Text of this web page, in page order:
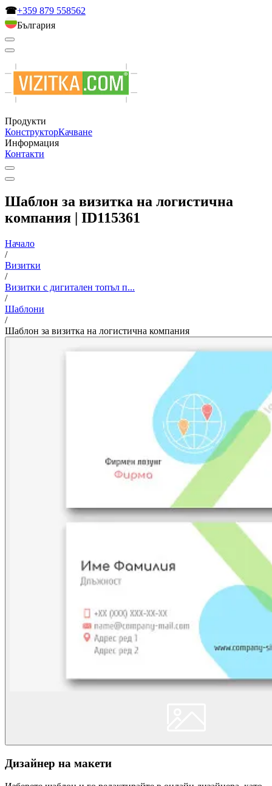
☎+359 879 558562
България
Продукти
КонструкторКачване
Информация
Контакти
Шаблон за визитка на логистична
компания | ID115361
Начало
/
Визитки
/
Визитки с дигитален топъл п...
/
Шаблони
/
Шаблон за визитка на логистична компания
Дизайнер на макети